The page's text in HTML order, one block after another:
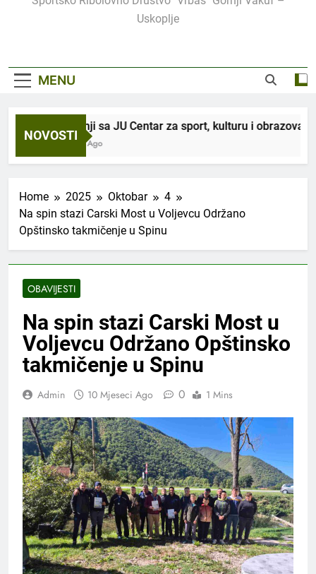
Uskoplje
MENU
NOVOSTI
U saradnji sa JU Centar za sport, kulturu i obrazovanje,
3 Sedmice Ago
Home 2025 Oktobar
4
Na spin stazi Carski Most u Voljevcu Održano
Opštinsko takmičenje u Spinu
OBAVIJESTI
Na spin stazi Carski Most u
Voljevcu Održano Opštinsko
takmičenje u Spinu
Admin 10 Mjeseci Ago 0 1 Mins